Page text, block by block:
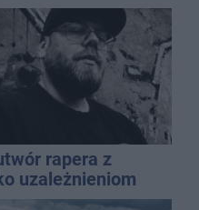
rapera z
uzależnieniom